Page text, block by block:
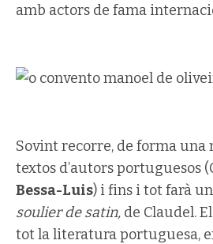
amb actors de fama
Sovint recorre, de forma una
textos d’autors portuguesos
Bessa-Luis) i fins i tot farà
soulier de satin, de Claudel.
tot la literatura portuguesa,